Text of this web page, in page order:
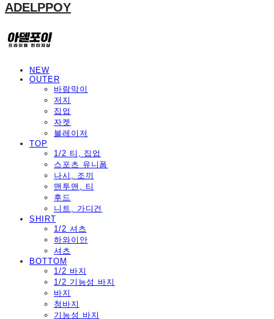
ADELPPOY
NEW
OUTER
바람막이
저지
집업
자켓
블레이저
TOP
1/2 티, 집업
스포츠 유니폼
나시, 조끼
맨투맨, 티
후드
니트, 가디건
SHIRT
1/2 셔츠
하와이안
셔츠
BOTTOM
1/2 바지
1/2 기능성 바지
바지
청바지
기능성 바지